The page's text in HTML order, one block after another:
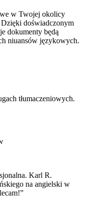
w Twojej okolicy
doświadczonym
dokumenty będą
niuansów językowych.
tłumaczeniowych.
Karl R.
na angielski w